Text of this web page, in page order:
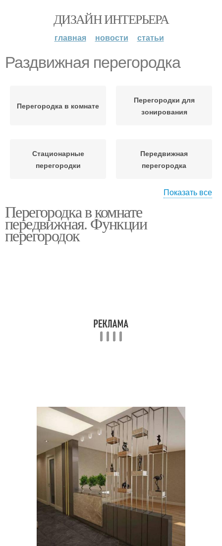
ДИЗАЙН ИНТЕРЬЕРА
главная новости статьи
Раздвижная перегородка
Перегородка в комнате
Перегородки для
зонирования
Стационарные
перегородки
Передвижная
перегородка
гипсокартона
перегородки
Показать все
Перегородка в комнате
передвижная. Функции
перегородок